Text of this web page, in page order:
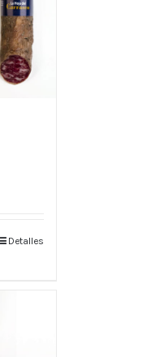
Detalles